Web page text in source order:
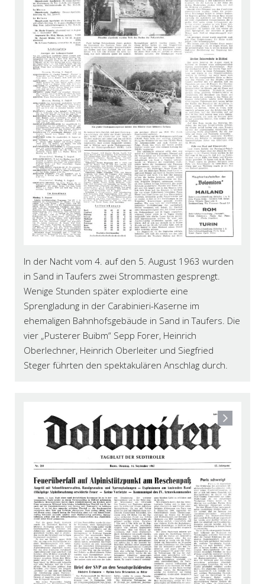
In der Nacht vom 4. auf den 5. August 1963 wurden
in Sand in Taufers zwei Strommasten gesprengt.
Wenige Stunden später explodierte eine
Sprengladung in der Carabinieri-Kaserne im
ehemaligen Bahnhofsgebäude in Sand in Taufers. Die
vier „Pusterer Buibm“ Sepp Forer, Heinrich
Oberlechner, Heinrich Oberleiter und Siegfried
Steger führten den spektakulären Anschlag durch.